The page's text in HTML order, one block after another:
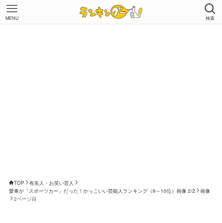
検索
MENU
TOP
有名人・お笑い芸人
愛車が「スポーツカー」だった！かっこいい芸能人ランキング（9～10位）画像 2/2
画像
2ページ目